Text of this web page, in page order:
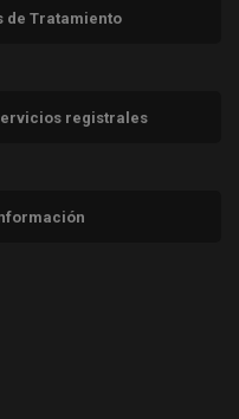
de Tratamiento
registrales